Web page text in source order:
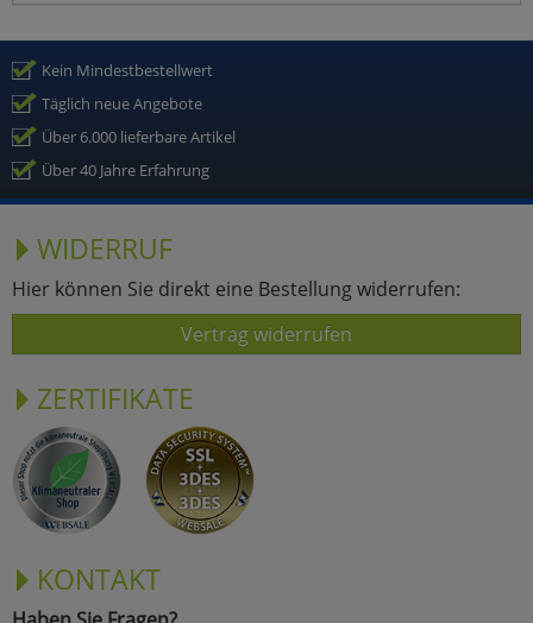
Kein Mindestbestellwert
Täglich neue Angebote
Über 6.000 lieferbare Artikel
Über 40 Jahre Erfahrung
WIDERRUF
Hier können Sie direkt eine Bestellung widerrufen:
Vertrag widerrufen
ZERTIFIKATE
KONTAKT